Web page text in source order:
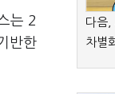
는 2
반한
다음
차별